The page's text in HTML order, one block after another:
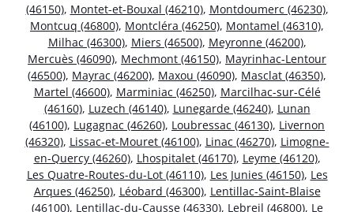
(46150), Montet-et-Bouxal (46210), Montdoumerc (46230),
Montcuq (46800), Montcléra (46250), Montamel (46310),
Milhac (46300), Miers (46500), Meyronne (46200),
Mercuès (46090), Mechmont (46150), Mayrinhac-Lentour
(46500), Mayrac (46200), Maxou (46090), Masclat (46350),
Martel (46600), Marminiac (46250), Marcilhac-sur-Célé
(46160), Luzech (46140), Lunegarde (46240), Lunan
(46100), Lugagnac (46260), Loubressac (46130), Livernon
(46320), Lissac-et-Mouret (46100), Linac (46270), Limogne-
en-Quercy (46260), Lhospitalet (46170), Leyme (46120),
Les Quatre-Routes-du-Lot (46110), Les Junies (46150), Les
Arques (46250), Léobard (46300), Lentillac-Saint-Blaise
(46100), Lentillac-du-Causse (46330), Lebreil (46800), Le